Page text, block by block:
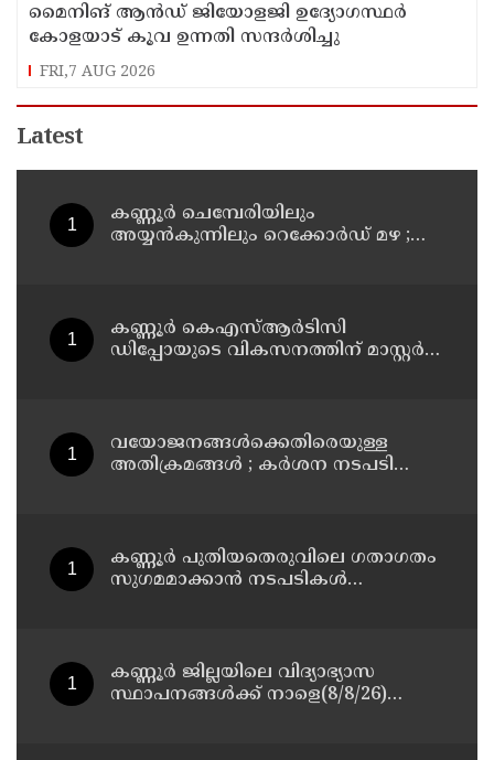
മൈനിങ് ആൻഡ്​ ജിയോളജി ഉദ്യോഗസ്ഥർ
കോളയാട് കൂവ ഉന്നതി സന്ദർശിച്ചു
FRI,7 AUG 2026
Latest
കണ്ണൂർ ചെമ്പേരിയിലും
അയ്യൻകുന്നിലും റെക്കോർഡ് മഴ ;
കണ്ണൂർ കെഎസ്ആർടിസി
ഡിപ്പോയുടെ വികസനത്തിന് മാസ്റ്റർ
വയോജനങ്ങൾക്കെതിരെയുള്ള
അതിക്രമങ്ങൾ ; കർശന നടപടി
കണ്ണൂർ പുതിയതെരുവിലെ ഗതാഗതം
സുഗമമാക്കാന്‍ നടപടികള്‍
കണ്ണൂർ ജില്ലയിലെ വിദ്യാഭ്യാസ
സ്ഥാപനങ്ങള്‍ക്ക് നാളെ(8/8/26)